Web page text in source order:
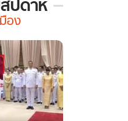
ปดาห์
อง